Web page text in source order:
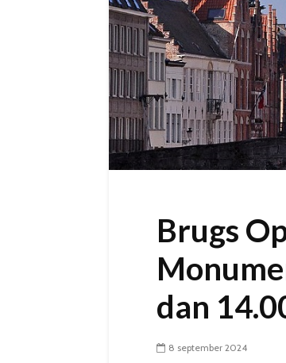
Brugs
dan
8 september 2024